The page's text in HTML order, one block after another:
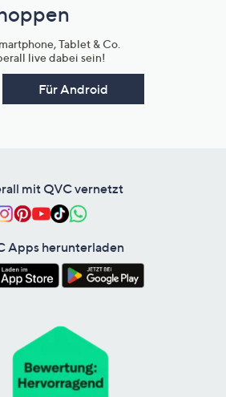
Tablet & Co.
live dabei sein!
Für Android
mit QVC vernetzt
Apps herunterladen